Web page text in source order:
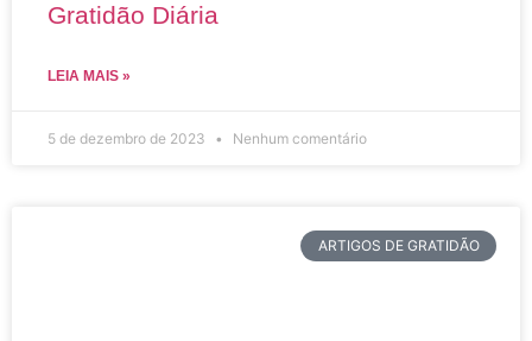
Gratidão Diária
LEIA MAIS »
5 de dezembro de 2023 Nenhum comentário
ARTIGOS DE GRATIDÃO